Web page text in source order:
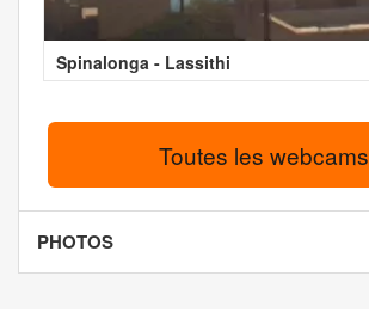
Spinalonga - Lassithi
Toutes les webcams
PHOTOS